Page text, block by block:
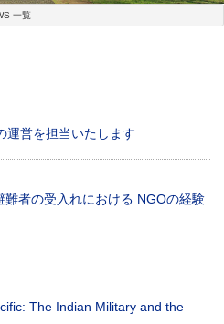
一覧
運営を担当いたします
者の受入れにおける NGOの経験
The Indian Military and the